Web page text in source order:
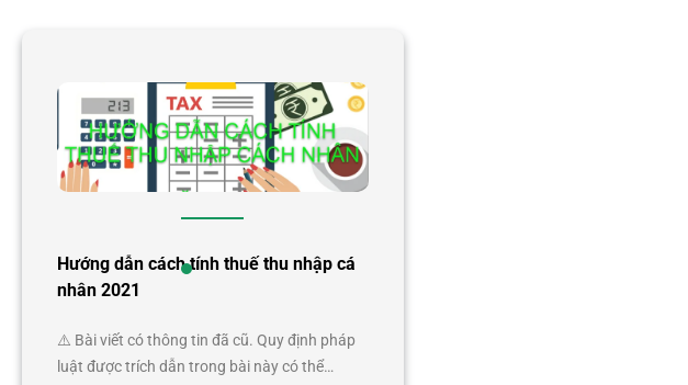
Hướng dẫn cách tính thuế thu nhập cá
nhân 2021
⚠️ Bài viết có thông tin đã cũ. Quy định pháp
luật được trích dẫn trong bài này có thể…